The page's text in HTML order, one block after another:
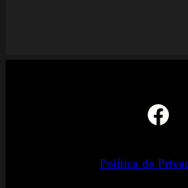
Política de